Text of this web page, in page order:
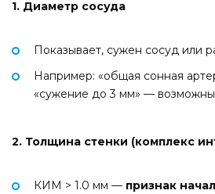
1. Диаметр сосуда
Показывает, сужен сосуд или
Например: «общая сонная
«сужение до 3 мм» —
2. Толщина стенки (комплекс
КИМ > 1.0 мм — признак